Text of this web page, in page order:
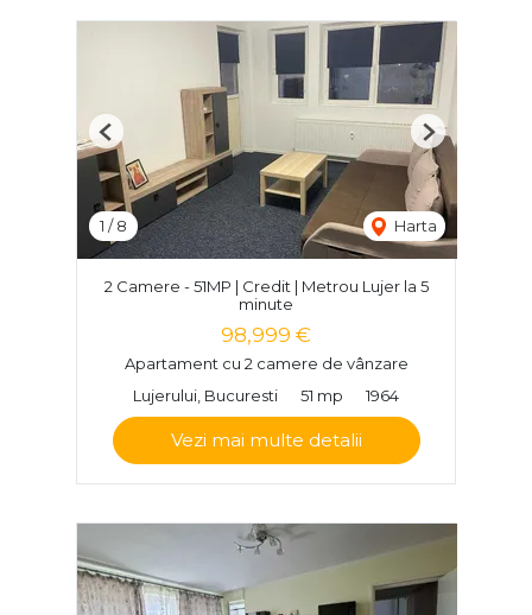
1 /8 Harta
Previous Next
2 Camere - 51MP | Credit | Metrou Lujer la 5
minute
98,999 €
Apartament cu 2 camere de vânzare
Lujerului, Bucuresti
51 mp 1964
Vezi mai multe detalii